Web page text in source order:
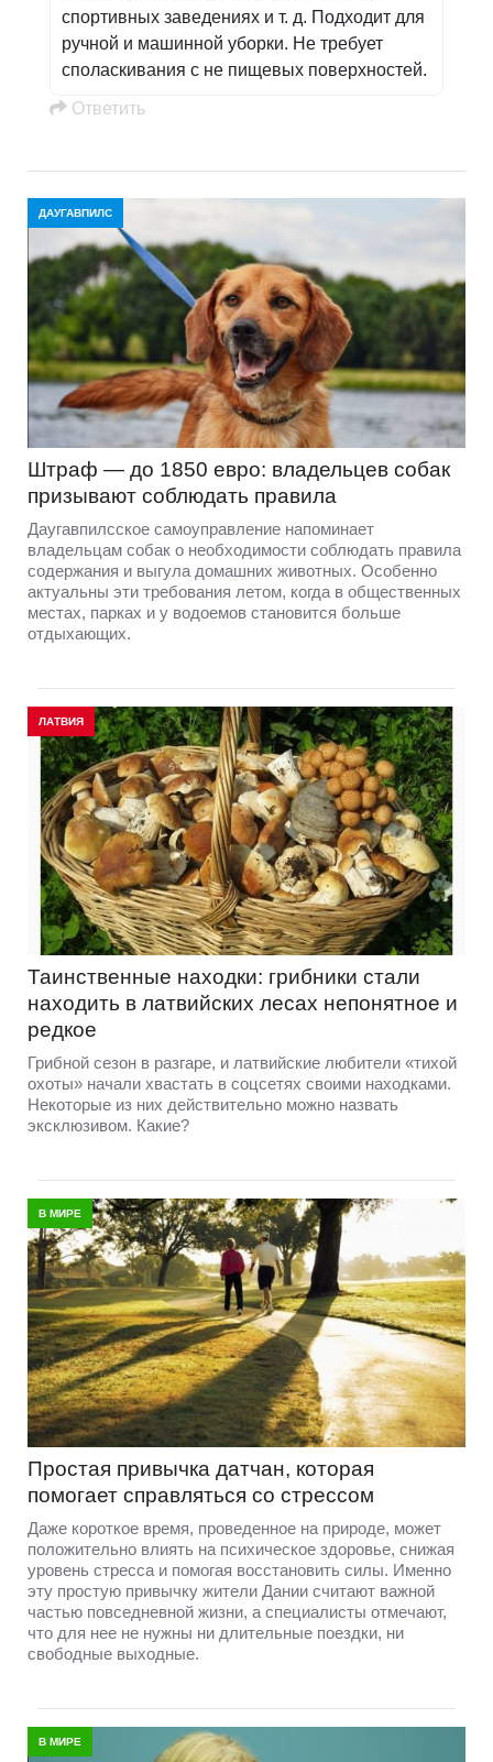
спортивных заведениях и т. д. Подходит для
ручной и машинной уборки. Не требует
споласкивания с не пищевых поверхностей.
Oтветить
ДАУГАВПИЛС
Штраф — до 1850 евро: владельцев собак
призывают соблюдать правила
Даугавпилсское самоуправление напоминает
владельцам собак о необходимости соблюдать правила
содержания и выгула домашних животных. Особенно
актуальны эти требования летом, когда в общественных
местах, парках и у водоемов становится больше
отдыхающих.
ЛАТВИЯ
Таинственные находки: грибники стали
находить в латвийских лесах непонятное и
редкое
Грибной сезон в разгаре, и латвийские любители «тихой
охоты» начали хвастать в соцсетях своими находками.
Некоторые из них действительно можно назвать
эксклюзивом. Какие?
В МИРЕ
Простая привычка датчан, которая
помогает справляться со стрессом
Даже короткое время, проведенное на природе, может
положительно влиять на психическое здоровье, снижая
уровень стресса и помогая восстановить силы. Именно
эту простую привычку жители Дании считают важной
частью повседневной жизни, а специалисты отмечают,
что для нее не нужны ни длительные поездки, ни
свободные выходные.
В МИРЕ